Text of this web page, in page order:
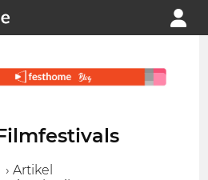
› Artikel